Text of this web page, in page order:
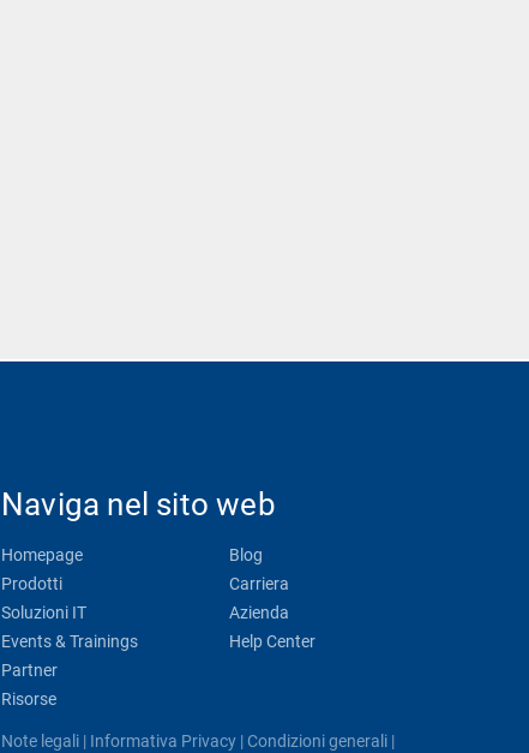
Naviga nel sito web
Homepage
Prodotti
Soluzioni IT
Events & Trainings
Partner
Risorse
Blog
Carriera
Azienda
Help Center
Note legali| Informativa Privacy| Condizioni generali|